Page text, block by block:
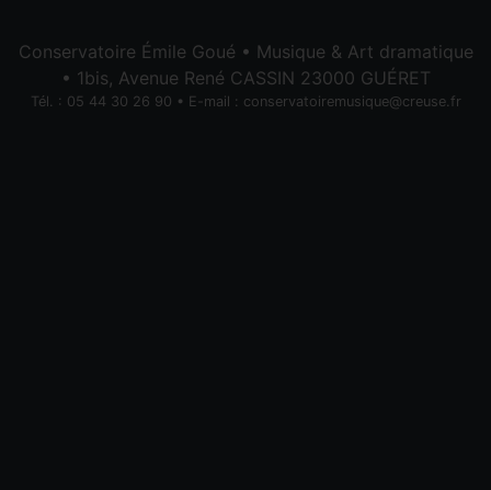
Conservatoire Émile Goué • Musique & Art dramatique
• 1bis, Avenue René CASSIN 23000 GUÉRET
Tél. : 05 44 30 26 90 • E-mail : conservatoiremusique@creuse.fr